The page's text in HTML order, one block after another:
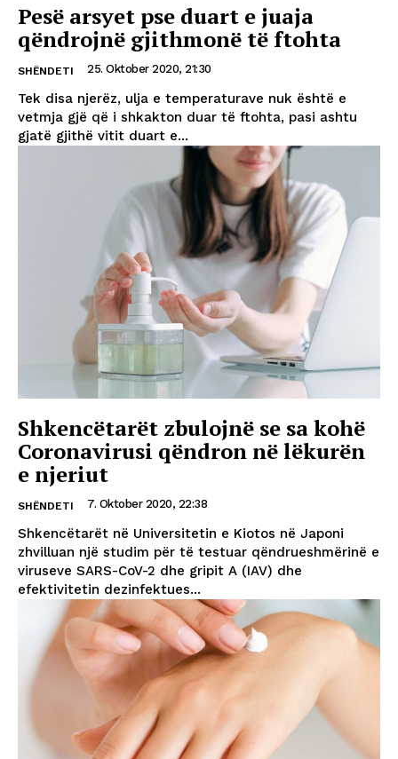
Pesë arsyet pse duart e juaja
qëndrojnë gjithmonë të ftohta
SHËNDETI 25. Oktober 2020, 21:30
Tek disa njerëz, ulja e temperaturave nuk është e
vetmja gjë që i shkakton duar të ftohta, pasi ashtu
gjatë gjithë vitit duart e...
Shkencëtarët zbulojnë se sa kohë
Coronavirusi qëndron në lëkurën
e njeriut
SHËNDETI 7. Oktober 2020, 22:38
Shkencëtarët në Universitetin e Kiotos në Japoni
zhvilluan një studim për të testuar qëndrueshmërinë e
viruseve SARS-CoV-2 dhe gripit A (IAV) dhe
efektivitetin dezinfektues...